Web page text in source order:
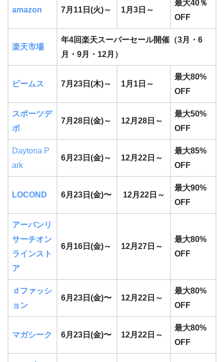
amazon 7月11日(火)～ 1月3日～
最大40％
OFF
楽天市場
年4回楽天スーパーセール開催（3月・6
月・9月・12月）
ビームス 7月23日(木)～ 1月1日～
最大80%
OFF
スポーツデ
ポ
7月28日(金)～ 12月28日～
最大50%
OFF
Daytona P
ark
6月23日(金)～ 12月22日～
最大85%
OFF
LOCOND 6月23日(金)〜 12月22日～
最大90%
OFF
アーバンリ
サーチオン
ラインスト
ア
6月16日(金)～ 12月27日～
最大80%
OFF
ｄファッシ
ョン
6月23日(金)〜 12月22日～
最大80%
OFF
マガシーク 6月23日(金)〜 12月22日～
最大80%
OFF